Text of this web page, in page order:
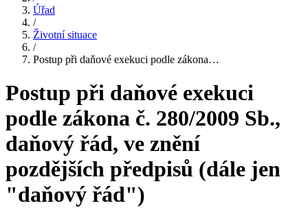
Úřad
/
Životní situace
/
Postup při daňové exekuci podle zákona…
Postup při daňové exekuci
podle zákona č. 280/2009 Sb.,
daňový řád, ve znění
pozdějších předpisů (dále jen
"daňový řád")